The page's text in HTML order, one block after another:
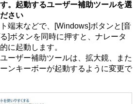
。起動するユーザー補助ツールを選
さい
端末などで、[Windows]ボタンと[音
]ボタンを同時に押すと、ナレータ
に起動します。
ーザー補助ツールは、拡大鏡、また
ンキーボーが起動するように変更で